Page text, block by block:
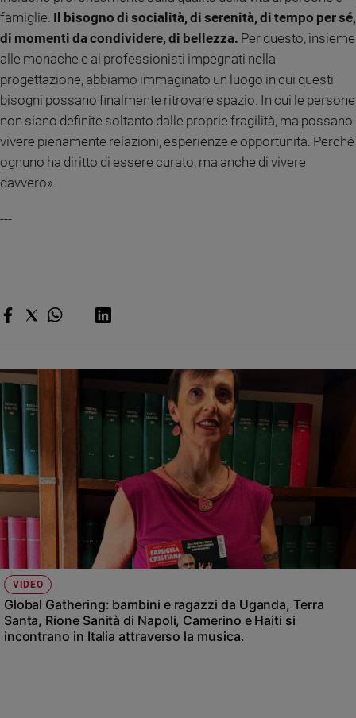
famiglie. Il bisogno di socialità, di serenità, di tempo per sé,
di momenti da condividere, di bellezza. Per questo, insieme
alle monache e ai professionisti impegnati nella
progettazione, abbiamo immaginato un luogo in cui questi
bisogni possano finalmente ritrovare spazio. In cui le persone
non siano definite soltanto dalle proprie fragilità, ma possano
vivere pienamente relazioni, esperienze e opportunità. Perché
ognuno ha diritto di essere curato, ma anche di vivere
davvero».
---
VIDEO
Global Gathering: bambini e ragazzi da Uganda, Terra
Santa, Rione Sanità di Napoli, Camerino e Haiti si
incontrano in Italia attraverso la musica.